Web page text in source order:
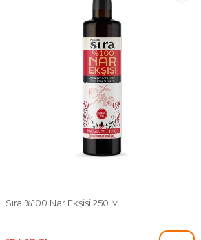
Sıra %100 Nar Ekşisi 250 Ml